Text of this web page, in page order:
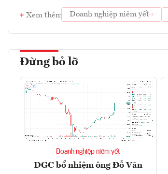
Xem thêm Doanh nghiệp niêm yết
Đừng bỏ lỡ
Doanh nghiệp niêm yết
DGC bổ nhiệm ông Đỗ Văn